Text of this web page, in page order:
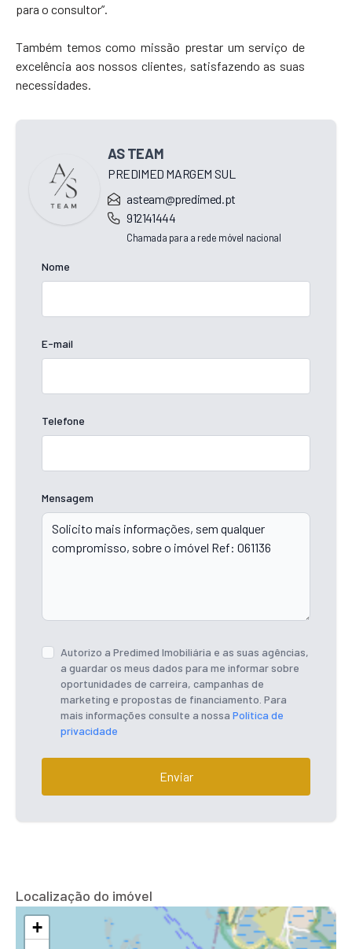
para o consultor”.
Também temos como missão prestar um serviço de
excelência aos nossos clientes, satisfazendo as suas
necessidades.
AS TEAM
PREDIMED MARGEM SUL
asteam@predimed.pt
912141444
Chamada para a rede móvel nacional
Nome
E-mail
Telefone
Mensagem
Autorizo a Predimed Imobiliária e as suas agências,
a guardar os meus dados para me informar sobre
oportunidades de carreira, campanhas de
marketing e propostas de financiamento. Para
mais informações consulte a nossa Política de
privacidade
Enviar
Localização do imóvel
+